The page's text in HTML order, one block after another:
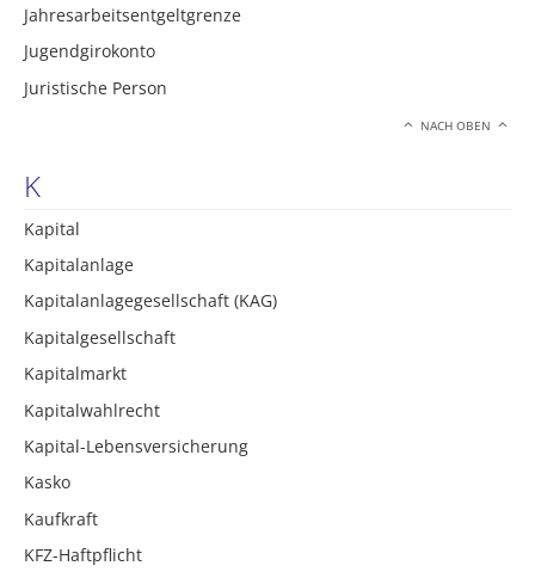
Jahresarbeitsentgeltgrenze
Jugendgirokonto
Juristische Person
NACH OBEN
K
Kapital
Kapitalanlage
Kapitalanlagegesellschaft (KAG)
Kapitalgesellschaft
Kapitalmarkt
Kapitalwahlrecht
Kapital-Lebensversicherung
Kasko
Kaufkraft
KFZ-Haftpflicht